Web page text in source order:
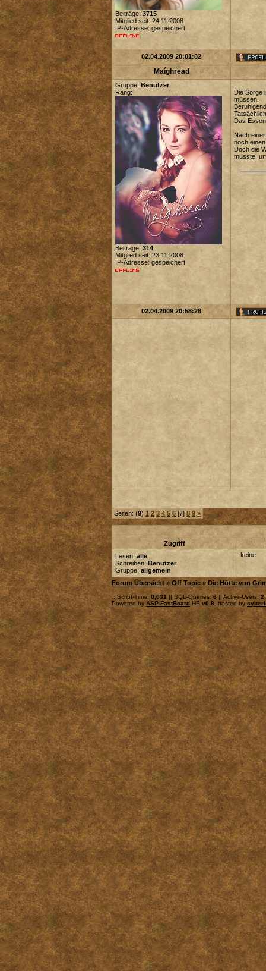
Beiträge: 3715
Mitglied seit: 24.11.2008
IP-Adresse: gespeichert
02.04.2009 20:01:02
Maíghread
Gruppe: Benutzer
Rang:
Beiträge: 314
Mitglied seit: 23.11.2008
IP-Adresse: gespeichert
Die Sorge
müssen.
Das
Nach
noch
Doch die
musste,
02.04.2009 20:58:28
Seiten: (9) 1 2 3 4 5 6[7] 8 9 »
Zugriff
Lesen: alle
Schreiben: Benutzer
Gruppe: allgemein
keine
Forum Übersicht » Off Topic » Die Hütte von
.: Script-Time: 0,031 || SQL-Queries:6 || Active-Users: 2
Powered by ASP-FastBoardHE v0.8 , hosted by